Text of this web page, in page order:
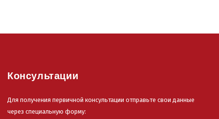
Консультации
Для получения первичной консультации отправьте свои данные
через специальную форму: